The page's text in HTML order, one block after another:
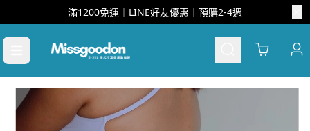
滿1200免運｜LINE好友優惠｜預購2-4週
Cart